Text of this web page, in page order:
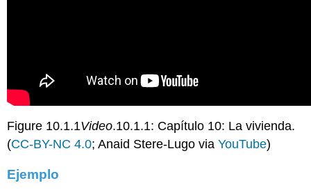
Figure 10.1.1Video.10.1.1: Capítulo 10: La vivienda.
(CC-BY-NC 4.0; Anaid Stere-Lugo viaYouTube)
Ejemplo